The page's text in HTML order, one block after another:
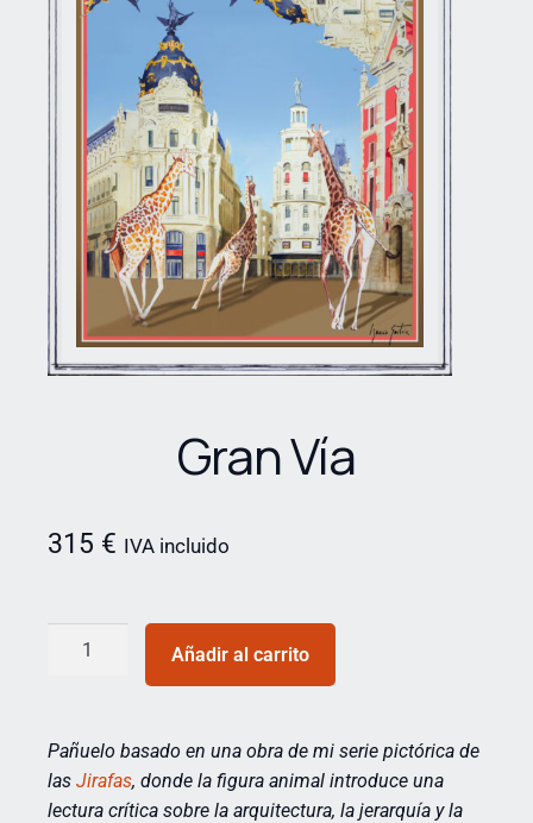
Gran Vía
315 € IVA incluido
Añadir al carrito
Pañuelo basado en una obra de mi serie pictórica de
las Jirafas, donde la figura animal introduce una
lectura crítica sobre la arquitectura, la jerarquía y la